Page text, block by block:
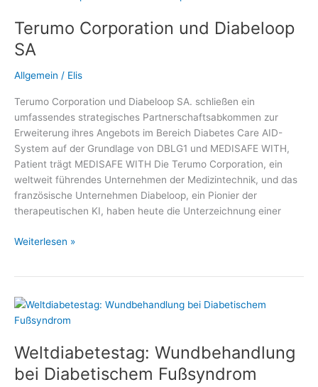
und
Gesundheit,
Fachmediziner
und
Terumo Corporation und Diabeloop
SA
Allgemein / Elis
Terumo Corporation und Diabeloop SA. schließen ein
umfassendes strategisches Partnerschaftsabkommen zur
Erweiterung ihres Angebots im Bereich Diabetes Care AID-
System auf der Grundlage von DBLG1 und MEDISAFE WITH,
Patient trägt MEDISAFE WITH Die Terumo Corporation, ein
weltweit führendes Unternehmen der Medizintechnik, und das
französische Unternehmen Diabeloop, ein Pionier der
therapeutischen KI, haben heute die Unterzeichnung einer
Terumo
SA
Weiterlesen »
Weltdiabetestag: Wundbehandlung
bei Diabetischem Fußsyndrom